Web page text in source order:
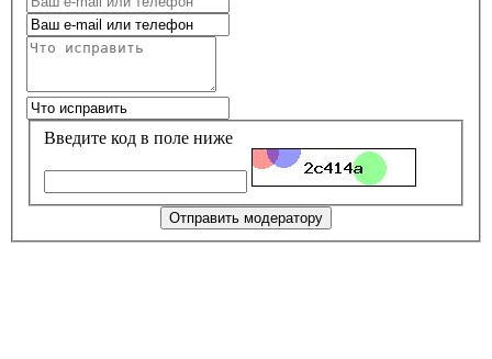
Введите код в поле ниже
Отправить модератору